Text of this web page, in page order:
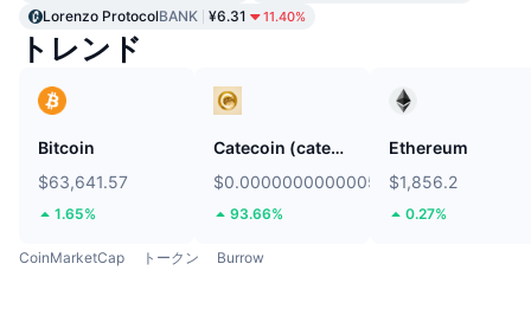
Lorenzo ProtocolBANK ¥6.31 11.40%
トレンド
Bitcoin
$63,641.57
1.65%
Catecoin (catecoin.shop)
$0.0000000000005765
93.66%
Ethereum
$1,856.2
0.27%
CoinMarketCap トークン Burrow